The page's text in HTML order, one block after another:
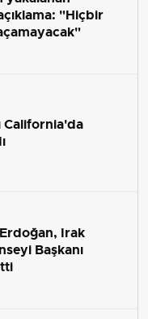
"Hiçbir
California'da
Irak
Başkanı